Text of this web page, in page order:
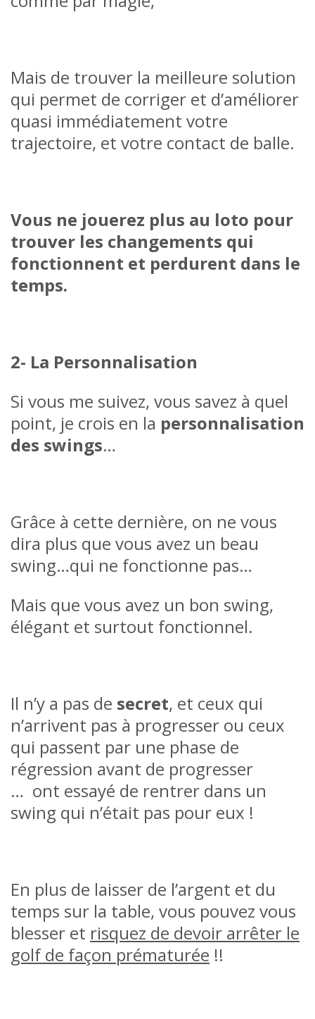
Mais de trouver la meilleure solution
qui permet de corriger et d’améliorer
quasi immédiatement votre
trajectoire, et votre contact de balle.
Vous ne jouerez plus au loto pour
trouver les changements qui
fonctionnent et perdurent dans le
temps.
2- La Personnalisation
Si vous me suivez, vous savez à quel
point, je crois en la personnalisation
des swings…
Grâce à cette dernière, on ne vous
dira plus que vous avez un beau
swing…qui ne fonctionne pas…
Mais que vous avez un bon swing,
élégant et surtout fonctionnel.
Il n’y a pas de secret, et ceux qui
n’arrivent pas à progresser ou ceux
qui passent par une phase de
régression avant de progresser
… ont essayé de rentrer dans un
swing qui n’était pas pour eux !
En plus de laisser de l’argent et du
temps sur la table, vous pouvez vous
blesser et risquez de devoir arrêter le
golf de façon prématurée !!